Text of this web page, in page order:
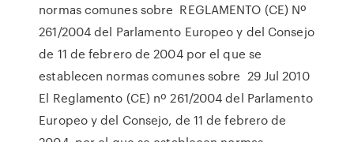
normas comunes sobre REGLAMENTO (CE) Nº
261/2004 del Parlamento Europeo y del Consejo
de 11 de febrero de 2004 por el que se
establecen normas comunes sobre 29 Jul 2010
El Reglamento (CE) nº 261/2004 del Parlamento
Europeo y del Consejo, de 11 de febrero de